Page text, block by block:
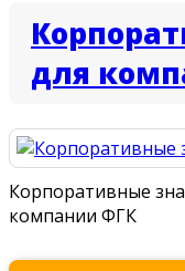
для
Корпоративные
компании ФГК